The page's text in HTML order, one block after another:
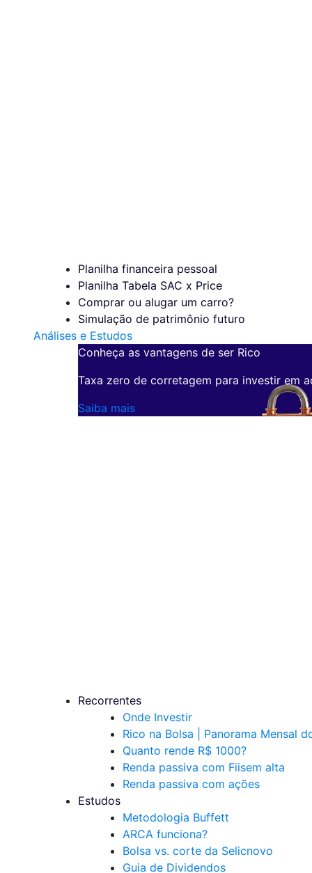
Planilha financeira pessoal
Planilha Tabela SAC x Price
Comprar ou alugar um carro?
Simulação de patrimônio futuro
Análises e Estudos
Conheça as vantagens de ser Rico
Taxa zero de corretagem para investir em
Saiba mais
Recorrentes
Onde Investir
Rico na Bolsa | Panorama Mensal
Quanto rende R$ 1000?
Renda passiva com Fiisem alta
Renda passiva com ações
Estudos
Metodologia Buffett
ARCA funciona?
Bolsa vs. corte da Selicnovo
Guia de Dividendos